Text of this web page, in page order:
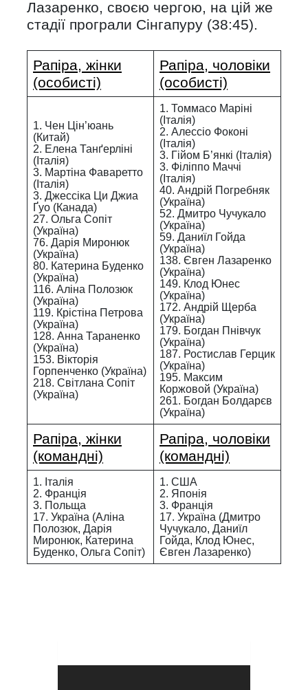
Лазаренко, своєю чергою, на цій же
стадії програли Сінгапуру (38:45).
Рапіра, жінки
(особисті)
Рапіра, чоловіки
(особисті)
1. Чен Цін’юань
(Китай)
2. Елена Танґерліні
(Італія)
3. Мартіна Фаваретто
(Італія)
3. Джессіка Ци Джиа
Ґуо (Канада)
27. Ольга Сопіт
(Україна)
76. Дарія Миронюк
(Україна)
80. Катерина Буденко
(Україна)
116. Аліна Полозюк
(Україна)
119. Крістіна Петрова
(Україна)
128. Анна Тараненко
(Україна)
153. Вікторія
Горпенченко (Україна)
218. Світлана Сопіт
(Україна)
1. Томмасо Маріні
(Італія)
2. Алессіо Фоконі
(Італія)
3. Гійом Б’янкі (Італія)
3. Філіппо Маччі
(Італія)
40. Андрій Погребняк
(Україна)
52. Дмитро Чучукало
(Україна)
59. Даниїл Гойда
(Україна)
138. Євген Лазаренко
(Україна)
149. Клод Юнес
(Україна)
172. Андрій Щерба
(Україна)
179. Богдан Пнівчук
(Україна)
187. Ростислав Герцик
(Україна)
195. Максим
Коржовой (Україна)
261. Богдан Болдарєв
(Україна)
Рапіра, жінки
(командні)
Рапіра, чоловіки
(командні)
1. Італія
2. Франція
3. Польща
17. Україна (Аліна
Полозюк, Дарія
Миронюк, Катерина
Буденко, Ольга Сопіт)
1. США
2. Японія
3. Франція
17. Україна (Дмитро
Чучукало, Даниїл
Гойда, Клод Юнес,
Євген Лазаренко)